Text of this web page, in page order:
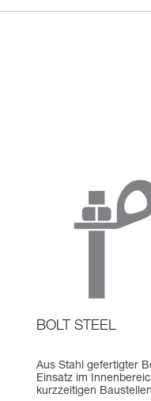
BOLT STEEL
Aus Stahl gefertigter
Einsatz im
kurzzeitigen